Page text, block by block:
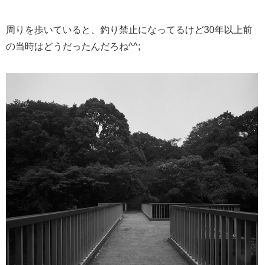
周りを歩いていると、釣り禁止になってるけど30年以上前
の当時はどうだったんだろね^^;